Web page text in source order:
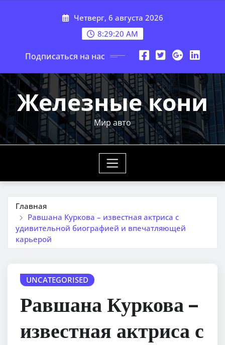
Четверг, 6 августа 2026
8:29:21 AM
Подписаться на нас
Железные кони
Мир авто
Главная
Равшана Куркова – известная актриса с
удивительной биографией и впечатляющей
карьерой
UNCATEGORISED
Равшана Куркова –
известная актриса с